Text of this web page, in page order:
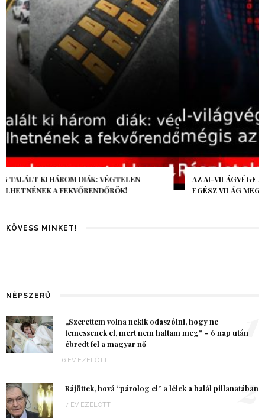
AZ AI-VILÁGVÉGE ÁRNYÉKA, CSAK PÁR ÓRA VOLT, MÉGIS AZ
EGÉSZ VILÁG MEGÉREZTE…
KÖVESS MINKET!
NÉPSZERŰ
„Szerettem volna nekik odaszólni, hogy ne
temessenek el, mert nem haltam meg” – 6 nap után
ébredt fel a magyar nő
6 ÉV EZELŐTT
1
Rájöttek, hová “párolog el” a lélek a halál pillanatában
7 ÉV EZELŐTT 2